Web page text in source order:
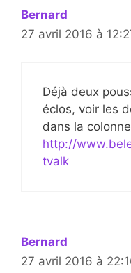
Bernard
27 avril 2016 à
Déjà deux
éclos, voir les
dans la
http://
tvalk
Bernard
27 avril 2016 à